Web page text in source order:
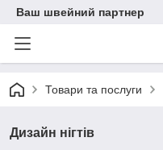
Ваш швейний партнер
Товари та послуги
Дизайн нігтів